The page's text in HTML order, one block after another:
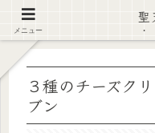
【注意喚起】偽サ
３種のチーズク
ブン
メニュー